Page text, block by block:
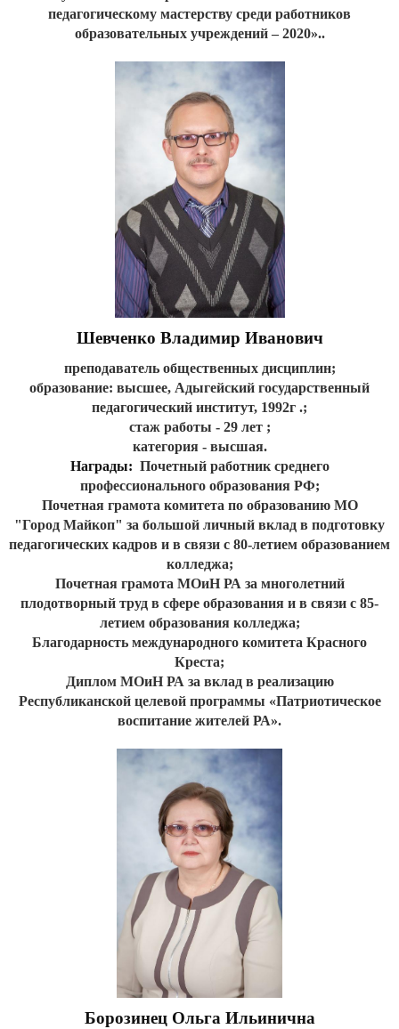
педагогическому мастерству среди работников
образовательных учреждений – 2020»..
Шевченко Владимир Иванович
преподаватель общественных дисциплин;
образование: высшее, Адыгейский государственный
педагогический институт, 1992г .;
стаж работы - 29 лет ;
категория - высшая.
Награды: Почетный работник среднего
профессионального образования РФ;
Почетная грамота комитета по образованию МО
"Город Майкоп" за большой личный вклад в подготовку
педагогических кадров и в связи с 80-летием образованием
колледжа;
Почетная грамота МОиН РА за многолетний
плодотворный труд в сфере образования и в связи с 85-
летием образования колледжа;
Благодарность международного комитета Красного
Креста;
Диплом МОиН РА за вклад в реализацию
Республиканской целевой программы «Патриотическое
воспитание жителей РА».
Борозинец Ольга Ильинична